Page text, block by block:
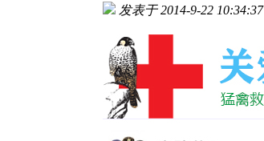
发表于 2014-9-22 10:34:37